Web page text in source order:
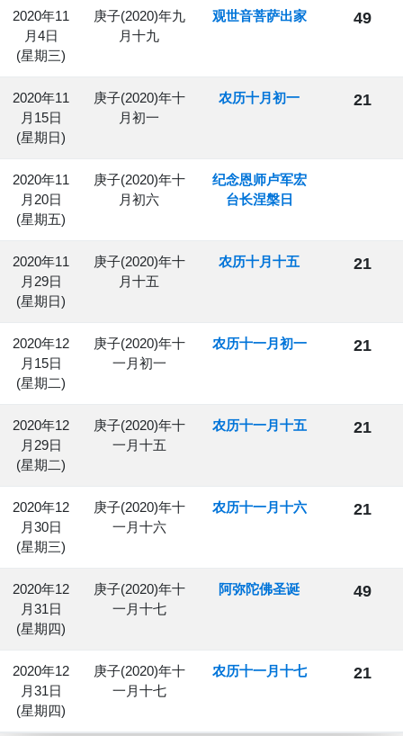
2020年11
月4日
(星期三)
庚子(2020)年九
月十九
观世音菩萨出家 49
2020年11
月15日
(星期日)
庚子(2020)年十
月初一
农历十月初一 21
2020年11
月20日
(星期五)
庚子(2020)年十
月初六
纪念恩师卢军宏
台长涅槃日
2020年11
月29日
(星期日)
庚子(2020)年十
月十五
农历十月十五 21
2020年12
月15日
(星期二)
庚子(2020)年十
一月初一
农历十一月初一 21
2020年12
月29日
(星期二)
庚子(2020)年十
一月十五
农历十一月十五 21
2020年12
月30日
(星期三)
庚子(2020)年十
一月十六
农历十一月十六 21
2020年12
月31日
(星期四)
庚子(2020)年十
一月十七
阿弥陀佛圣诞 49
2020年12
月31日
(星期四)
庚子(2020)年十
一月十七
农历十一月十七 21